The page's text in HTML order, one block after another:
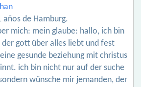
años de Hamburg.
mich: mein glaube: hallo, ich bin
der gott über alles liebt und fest
gesunde beziehung mit christus
ich bin nicht nur auf der suche
wünsche mir jemanden, der